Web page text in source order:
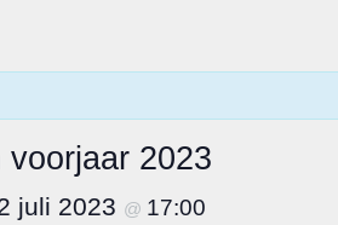
2023
juli 2023 @ 17:00